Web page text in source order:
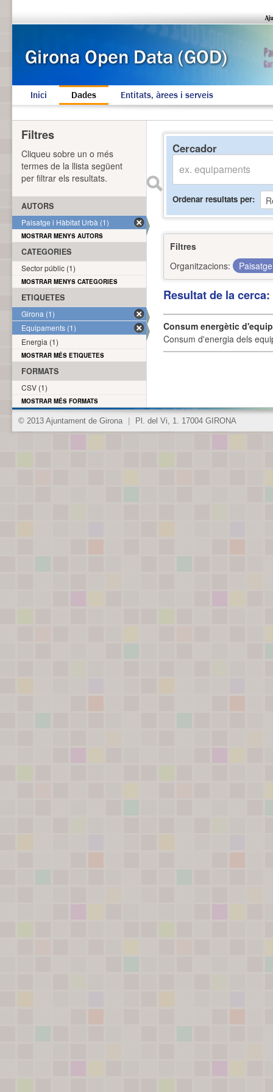
Inici Dades Entitats, àrees i serveis
Cercador
Ordenar resultats per
Filtres
Organitzacions:
Resultat de la
Consum energètic
Consum d'energia dels
Filtres
Cliqueu sobre un o més
termes de la llista següent
per filtrar els resultats.
AUTORS
Paisatge i Hàbitat Urbà (1)
MOSTRAR MENYS AUTORS
CATEGORIES
Sector públic (1)
MOSTRAR MENYS CATEGORIES
ETIQUETES
Girona (1)
Equipaments (1)
Energia (1)
MOSTRAR MÉS ETIQUETES
FORMATS
CSV (1)
MOSTRAR MÉS FORMATS
© 2013 Ajuntament de Girona Pl. del Vi, 1. 17004 GIRONA